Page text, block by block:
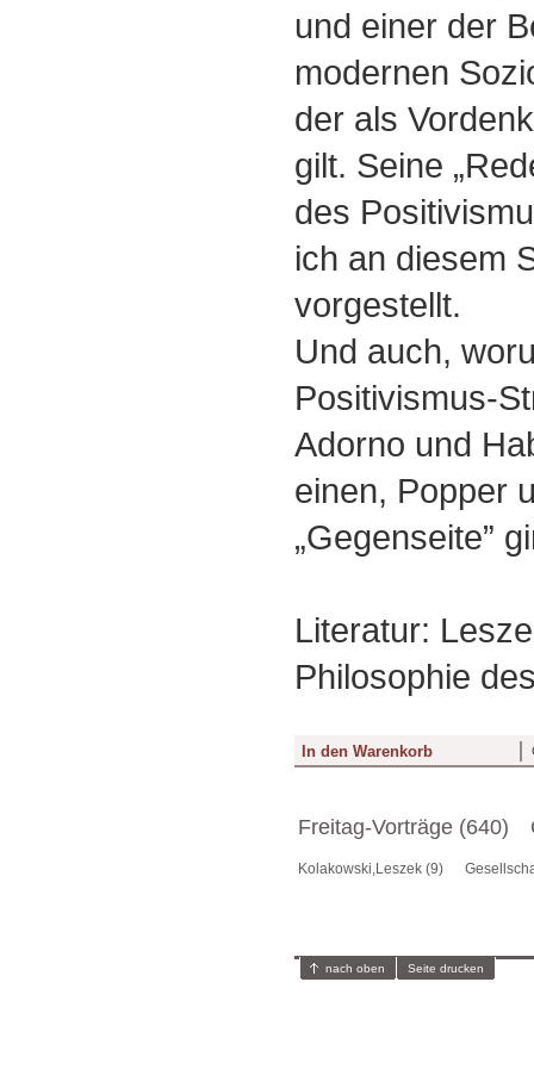
und einer der
modernen
der als
gilt. Seine
des
ich an diesem
vorgestellt.
Und auch,
Positivismus-
Adorno und
einen, Popper
„Gegenseite”
Literatur:
Philosophie
Freitag-Vorträge (640)
Kolakowski,Leszek (9)
nach oben Seite drucken